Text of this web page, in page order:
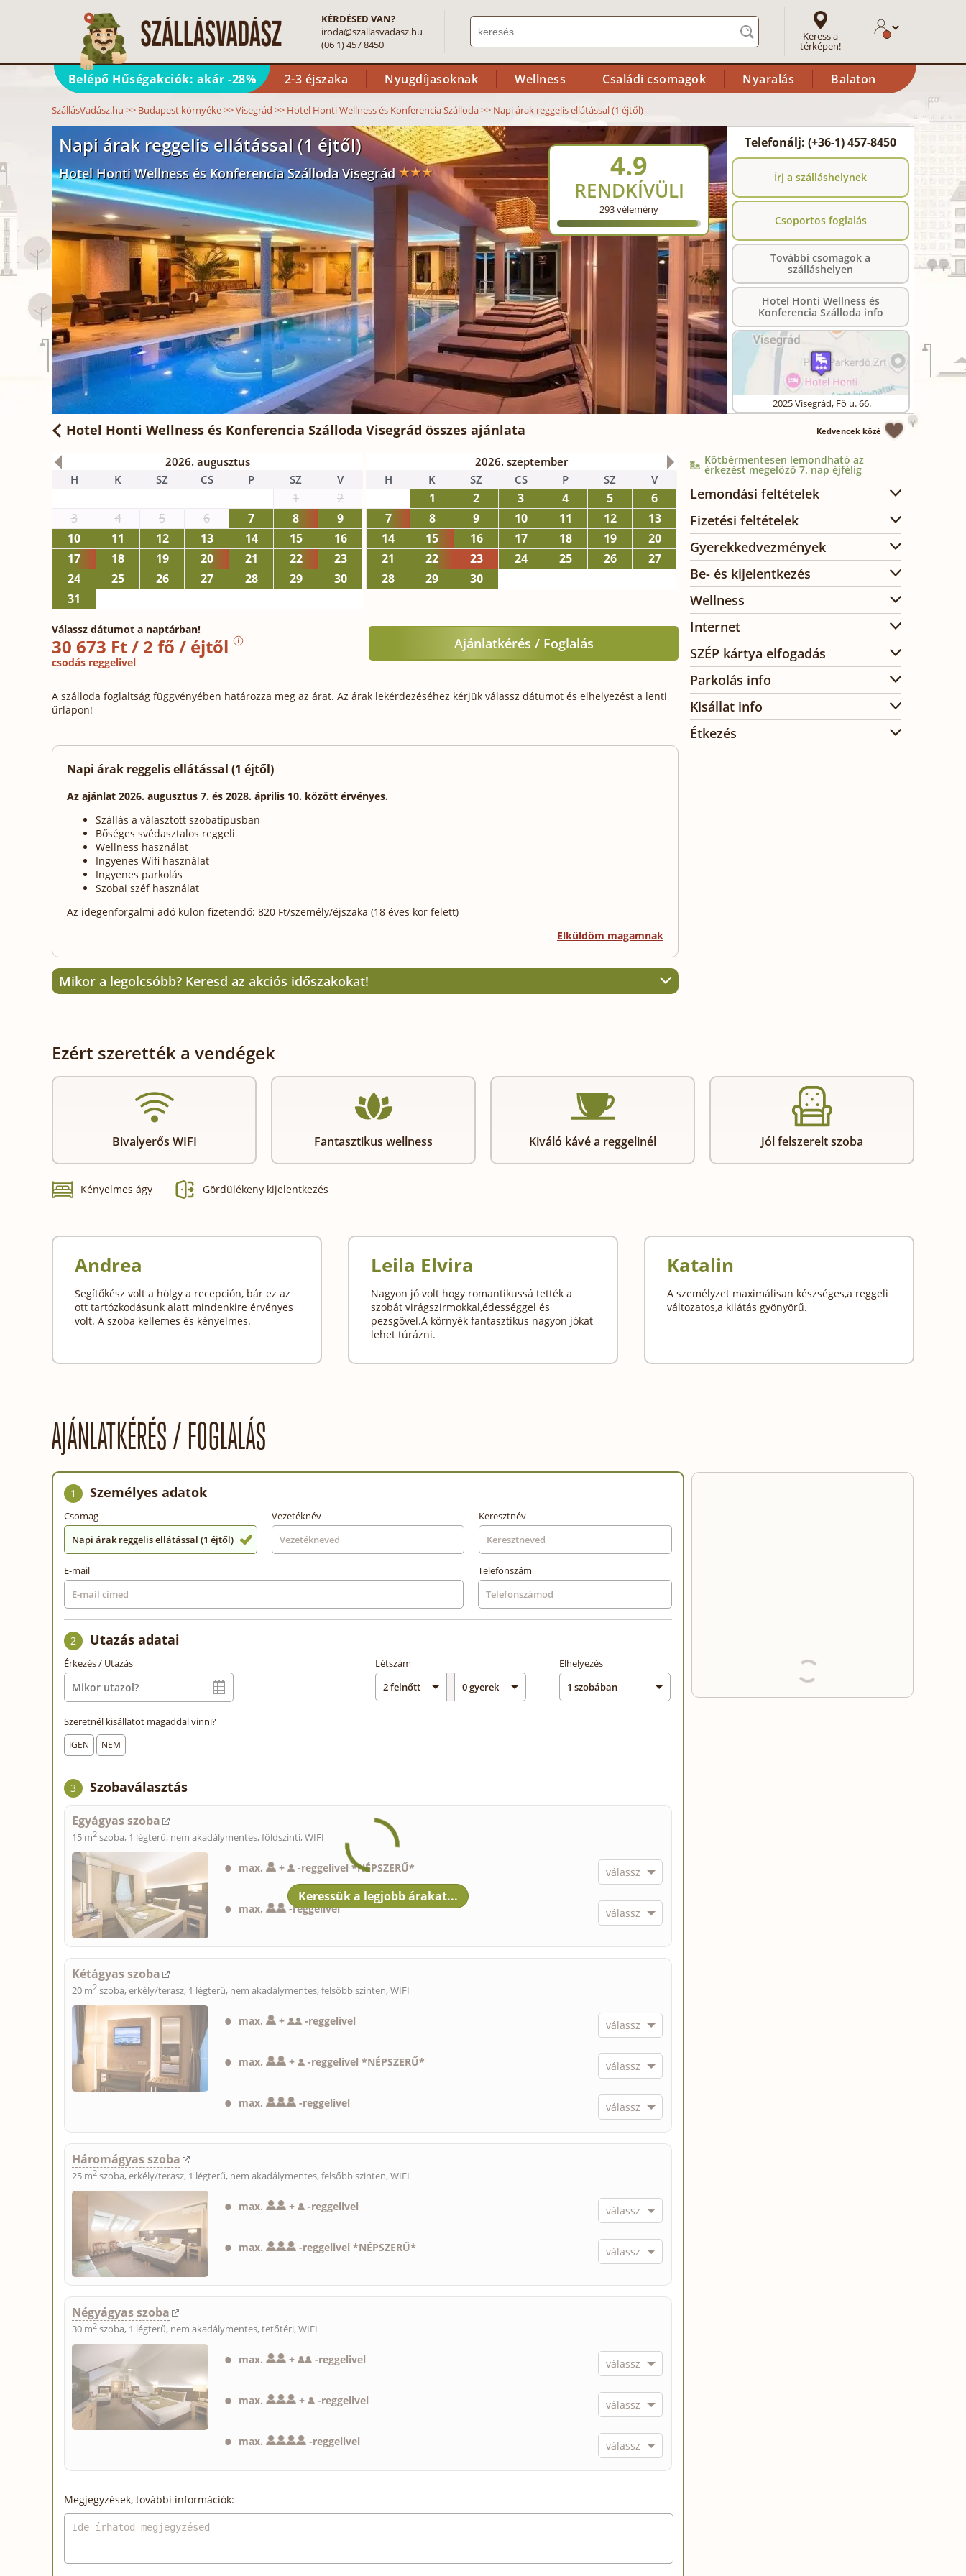
KÉRDÉSED VAN?
iroda@szallasvadasz.hu
(06 1) 457 8450
Keress a
térképen!
Belépő Hűségakciók: akár -28% 2-3 éjszaka Nyugdíjasoknak Wellness Családi csomagok Nyaralás Balaton
SzállásVadász.hu >> Budapest környéke>>Visegrád >> Hotel Honti Wellness és Konferencia Szálloda>> Napi árak reggelis ellátással (1 éjtől)
Napi árak reggelis ellátással (1 éjtől)
Hotel Honti Wellness és Konferencia Szálloda Visegrád 4.9
RENDKÍVÜLI
293vélemény
Telefonálj: (+36-1) 457-8450
Írj a szálláshelynek
Csoportos foglalás
További csomagok a
szálláshelyen
Hotel Honti Wellness és
Konferencia Szálloda info
2025Visegrád, Fő u. 66.
Hotel Honti Wellness és Konferencia Szálloda Visegrád összes ajánlata Kedvencek közé
2026. augusztus
H
K SZ CS P SZ V
1
2
3
4 5 6 7 8
9
10
11 12 13 14 15
16
17
18 19 20 21 22
23
24
25 26 27 28 29
30
31
2026. szeptember
H
K SZ CS P SZ V
1 2 3 4 5
6
7
8 9 10 11 12
13
14
15 16 17 18 19
20
21
22 23 24 25 26
27
28
29 30
2026. október
CS
5
6 7
12
13 14 15 16
19
20 21 22 23
26
27 28
Válassz dátumot a naptárban!
30 673 Ft / 2 fő / éjtől
csodás reggelivel
Ajánlatkérés / Foglalás
A szálloda foglaltság függvényében határozza meg az árat. Az árak lekérdezéséhez kérjük válassz dátumot és elhelyezést a lenti
űrlapon!
Napi árak reggelis ellátással (1 éjtől)
Az ajánlat 2026. augusztus 7. és 2028. április 10. között érvényes.
Szállás a választott szobatípusban
Bőséges svédasztalos reggeli
Wellness használat
Ingyenes Wifi használat
Ingyenes parkolás
Szobai széf használat
Az idegenforgalmi adó külön fizetendő: 820 Ft/személy/éjszaka (18 éves kor felett)
Elküldöm magamnak
Mikor a legolcsóbb? Keresd az akciós időszakokat!
Kötbérmentesen lemondható az
érkezést megelőző 7. nap éjfélig
Lemondási feltételek
Fizetési feltételek
Gyerekkedvezmények
Be- és kijelentkezés
Wellness
Internet
SZÉP kártya elfogadás
Parkolás info
Kisállat info
Étkezés
Ezért szerették a vendégek
Bivalyerős WIFI Fantasztikus wellness Kiváló kávé a reggelinél Jól felszerelt szoba
Kényelmes ágy Gördülékeny kijelentkezés
Andrea
Segítőkész volt a hölgy a recepción, bár ez az
ott tartózkodásunk alatt mindenkire érvényes
volt. A szoba kellemes és kényelmes.
Leila Elvira
Nagyon jó volt hogy romantikussá tették a
szobát virágszirmokkal,édességgel és
pezsgővel.A környék fantasztikus nagyon jókat
lehet túrázni.
Katalin
A személyzet maximálisan készséges,a reggeli
változatos,a kilátás gyönyörű.
AJÁNLATKÉRÉS / FOGLALÁS
1 Személyes adatok
Csomag
Napi árak reggelis ellátással (1 éjtől)
Vezetéknév Keresztnév
E-mail Telefonszám
2 Utazás adatai
Érkezés / Utazás Létszám Elhelyezés
Szeretnél kisállatot magaddal vinni?
IGEN NEM
3 Szobaválasztás
Egyágyas szoba
15 m2 szoba, 1 légterű, nem akadálymentes, földszinti, WIFI
max. + -reggelivel *NÉPSZERŰ*
max. -reggelivel
Kétágyas szoba
20 m2 szoba, erkély/terasz, 1 légterű, nem akadálymentes, felsőbb szinten, WIFI
max. + -reggelivel
max. + -reggelivel *NÉPSZERŰ*
max. -reggelivel
Háromágyas szoba
25 m2 szoba, erkély/terasz, 1 légterű, nem akadálymentes, felsőbb szinten, WIFI
max. + -reggelivel
max. -reggelivel *NÉPSZERŰ*
Négyágyas szoba
30 m2 szoba, 1 légterű, nem akadálymentes, tetőtéri, WIFI
max. + -reggelivel
max. + -reggelivel
max. -reggelivel
Megjegyzések, további információk: